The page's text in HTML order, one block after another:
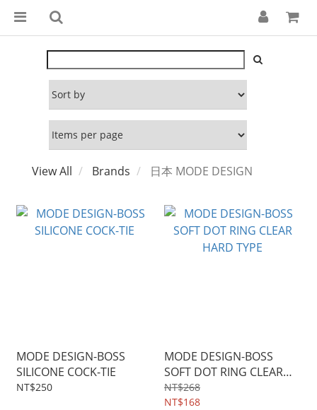
View All Brands 日本 MODE DESIGN
MODE DESIGN-BOSS
SILICONE COCK-TIE
NT$250
MODE DESIGN-BOSS
SOFT DOT RING CLEAR
HARD TYPE
NT$268
NT$168